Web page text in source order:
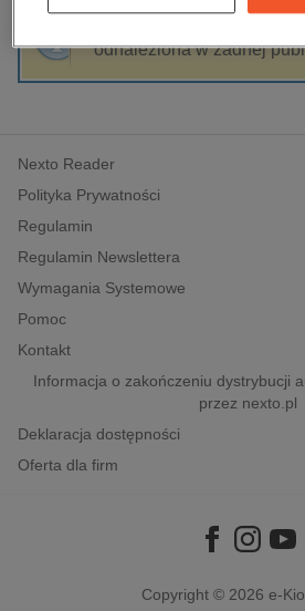
edukacja
hobby, sport, rozrywka
komputery, internet,
polityka, społeczno-
psychologiczne
inne
popularno-naukowe
historia
odnaleziona w żadnej
Nexto Reader
Polityka Prywatności
Regulamin
Regulamin Newslettera
Wymagania Systemowe
Pomoc
Kontakt
Informacja o zakończeniu dystrybucji
przez nexto.pl
Deklaracja dostępności
Oferta dla firm
Copyright © 2026 e-